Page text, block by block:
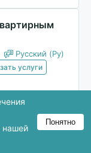
Русский (Ру)
услуги
нашей
Понятно